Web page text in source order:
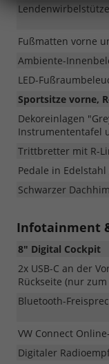
Fußmatten vorne
Ambiente-
LED-
Sportsitze vorne,
Dekoreinlagen
Instrumententafel
Trittbretter mit R-
Pedale in
Schwarzer
Infotainment
8" Digital Cockpit
2x USB-C an der
Rückseite (nur
Bluetooth-
VW Connect
Digitaler